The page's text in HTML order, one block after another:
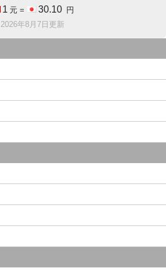
1 元 = 30.10
円
2026年8月7日更新